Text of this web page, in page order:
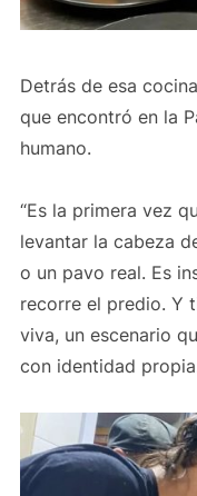
Detrás de esa
que encontró en la
humano.
“Es la primera vez
levantar la cabeza
o un pavo real. Es
recorre el predio. Y
viva, un escenario
con identidad